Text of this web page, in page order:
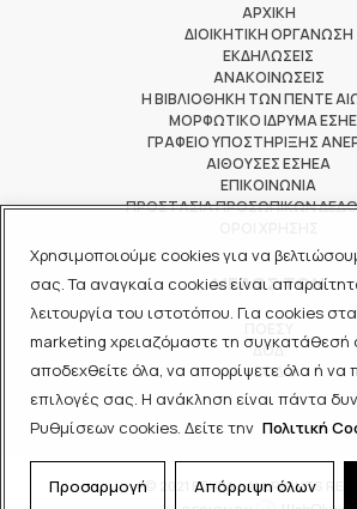
Χρησιμοποιούμε cookies για να
σας. Τα αναγκαία cookies είναι
λειτουργία του ιστοτόπου. Για cookies
marketing χρειαζόμαστε τη συγκατάθεσή
αποδεχθείτε όλα, να απορρίψετε όλα ή να
επιλογές σας. Η ανάκληση είναι πάντα
Ρυθμίσεων cookies. Δείτε την Πολιτική
Προσαρμογή Απόρριψη όλων
ΑΡΧΙΚΗ
ΔΙΟΙΚΗΤΙΚΗ ΟΡΓΑΝΩΣΗ
ΕΚΔΗΛΩΣΕΙΣ
ΑΝΑΚΟΙΝΩΣΕΙΣ
Η ΒΙΒΛΙΟΘΗΚΗ ΤΩΝ ΠΕΝΤΕ
ΜΟΡΦΩΤΙΚΟ ΙΔΡΥΜΑ
ΓΡΑΦΕΙΟ ΥΠΟΣΤΗΡΙΞΗΣ
ΑΙΘΟΥΣΕΣ ΕΣΗΕΑ
ΕΠΙΚΟΙΝΩΝΙΑ
ΠΡΟΣΤΑΣΙΑ ΠΡΟΣΩΠΙΚΩΝ
ΜΕΛΟΣ ΤΩΝ
ΔΟΔ
ΕΟΔ
© 2021 ΕΣΗΕΑ - ALL RIGHTS